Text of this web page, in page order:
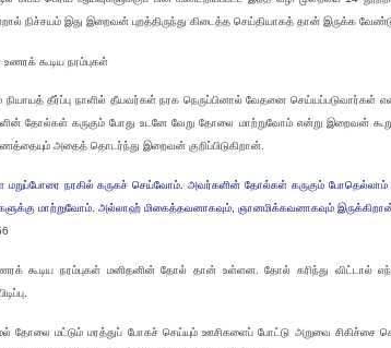
நிச்சயம் இது இறைவன் புறத்திருந்து கிடைத்த செய்தியாகத் தான் இருக்க
கூடிய நரம்புகள்
நியாயத் தீர்ப்பு நாளில் தீயவர்கள் நரக நெருப்பினால் வேதனை செய்யப்படுவார்கள்
தோல்கள் கருகும் போது உடனே வேறு தோலை மாற்றுவோம் என்று இறைவன்
அதைத் தொடர்ந்து இறைவன் குறிப்பிடுகிறான்.
மறுப்போரை நரகில் கருகச் செய்வோம். அவர்களின் தோல்கள் கருகும்
மாற்றுவோம். அல்லாஹ் மிகைத்தவனாகவும், ஞானமிக்கவனாகவும்
கூடிய நரம்புகள் மனிதனின் தோல் தான் உள்ளன. தோல் கரிந்து விட்டால்
தோலை மட்டும் மரத்துப் போகச் செய்யும் ஊசிகளைப் போட்டு அறுவை சிகிச்சை